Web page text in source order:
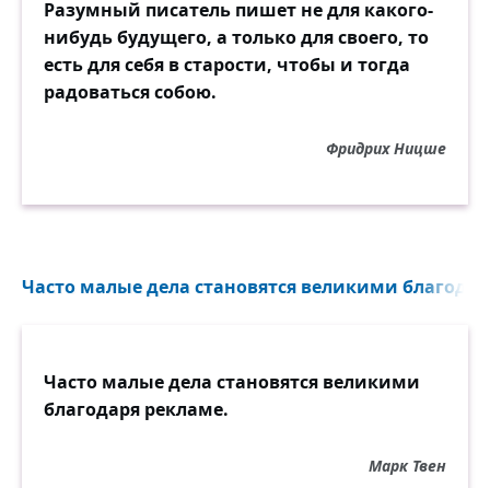
Разумный писатель пишет не для какого-
нибудь будущего, а только для своего, то
есть для себя в старости, чтобы и тогда
радоваться собою.
Фридрих Ницше
Часто малые дела становятся великими
Часто малые дела становятся великими
благодаря рекламе.
Марк Твен